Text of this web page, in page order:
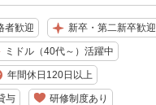
者歓迎 新卒・第二新卒歓迎
ミドル（40代～）活躍中
年間休日120日以上
与 研修制度あり